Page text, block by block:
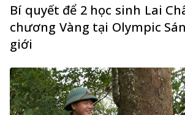
Bí quyết để 2 học sinh Lai
chương Vàng tại Olympic
giới